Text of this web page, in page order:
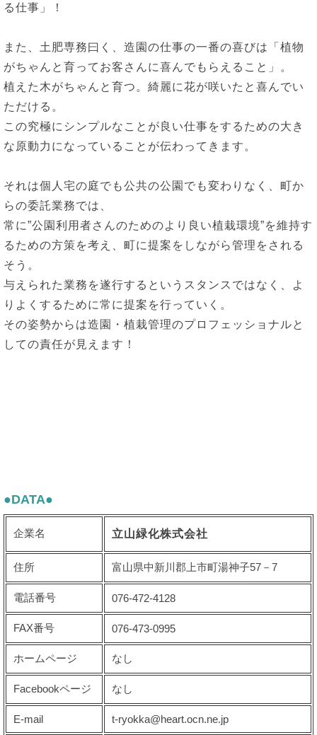
る仕事」！
また、土肥専務曰く、造園の仕事の一番の喜びは「植物
がちゃんと育ってお客さんに喜んでもらえること」。
植えた木がちゃんと育つ。綺麗に花が咲いたと喜んでい
ただける。
この究極にシンプルなことが良い仕事をするための大き
な原動力になっていることが伝わってきます。
それは個人宅の庭でも公共の公園でも変わりなく、町か
らの委託業務では、
常に”公園利用者さんのためのより良い植栽環境”を維持す
るための方策を考え、町に提案をしながら管理をされる
そう。
与えられた業務を遂行するというスタンスではなく、よ
りよくするために常に提案を行っていく。
その姿勢からは造園・植栽管理のプロフェッショナルと
しての責任が見えます！
●DATA●
企業名 立山緑化株式会社
住所 富山県中新川郡上市町湯神子57－7
電話番号 076-472-4128
FAX番号 076-473-0995
ホームページ なし
Facebookページ なし
E-mail t-ryokka@heart.ocn.ne.jp